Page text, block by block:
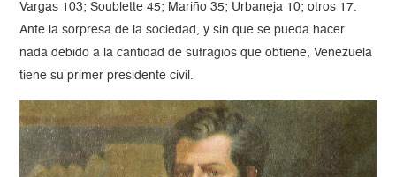
Vargas 103; Soublette 45; Mariño 35; Urbaneja 10; otros 17.
Ante la sorpresa de la sociedad, y sin que se pueda hacer
nada debido a la cantidad de sufragios que obtiene, Venezuela
tiene su primer presidente civil.